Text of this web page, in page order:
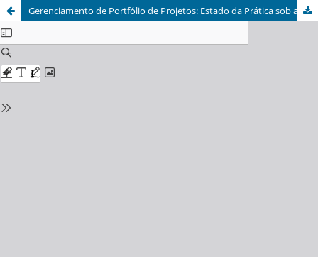
Gerenciamento de Portfólio de Projetos: Estado da Prática sob a Ótica dos Gerentes de Projetos de Grandes Organizações de Tecnologia da Informação